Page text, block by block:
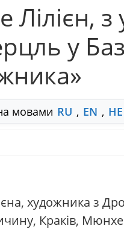
з
у
мовами RU , EN , HE
художника з
Краків,